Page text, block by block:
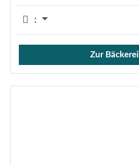
:
Verkauf von Brötchen,
Zur Bäckerei